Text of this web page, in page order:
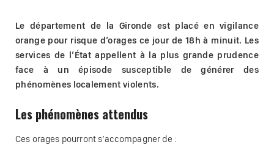
Le département de la Gironde est placé en vigilance
orange pour risque d’orages ce jour de 18h à minuit. Les
services de l’État appellent à la plus grande prudence
face à un épisode susceptible de générer des
phénomènes localement violents.
Les phénomènes attendus
Ces orages pourront s’accompagner de :